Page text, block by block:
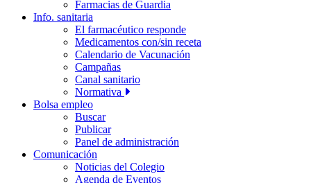
Farmacias de Guardia
Info. sanitaria
El farmacéutico responde
Medicamentos con/sin receta
Calendario de Vacunación
Campañas
Canal sanitario
Normativa
Bolsa empleo
Buscar
Publicar
Panel de administración
Comunicación
Noticias del Colegio
Agenda de Eventos